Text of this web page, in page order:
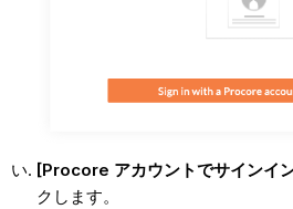
[Procore アカウントでサインイ
クします。